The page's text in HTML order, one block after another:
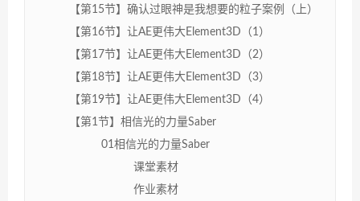
【第15节】确认过眼神是我想要的粒子案例（上）
【第16节】让AE更伟大Element3D（1）
【第17节】让AE更伟大Element3D（2）
【第18节】让AE更伟大Element3D（3）
【第19节】让AE更伟大Element3D（4）
【第1节】相信光的力量Saber
01相信光的力量Saber
课堂素材
作业素材